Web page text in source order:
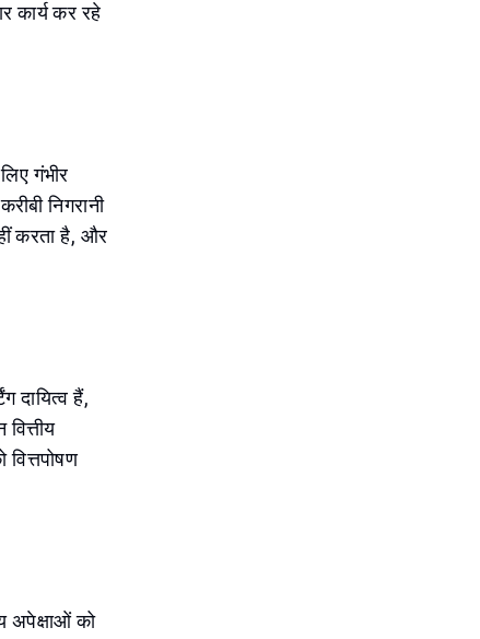
कार्य कर रहे
गंभीर
निगरानी
करता है, और
दायित्व हैं,
अपेक्षाओं को